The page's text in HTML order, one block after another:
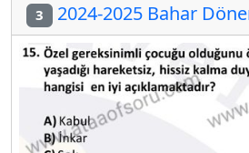
3 2024-2025 Bahar